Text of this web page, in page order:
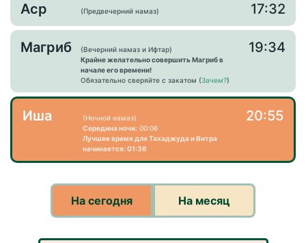
Аср (Предвечерний намаз) 17:32
Магриб
(Вечерний намаз и Ифтар)
Крайне желательно совершить Магриб в
начале его времени!
Обязательно сверяйте с закатом (Зачем?)
19:34
Иша
(Ночной намаз)
Середина ночи: 00:06
Лучшее время для Тахаджуда и Витра
начинается: 01:36
20:55
На сегодня На месяц